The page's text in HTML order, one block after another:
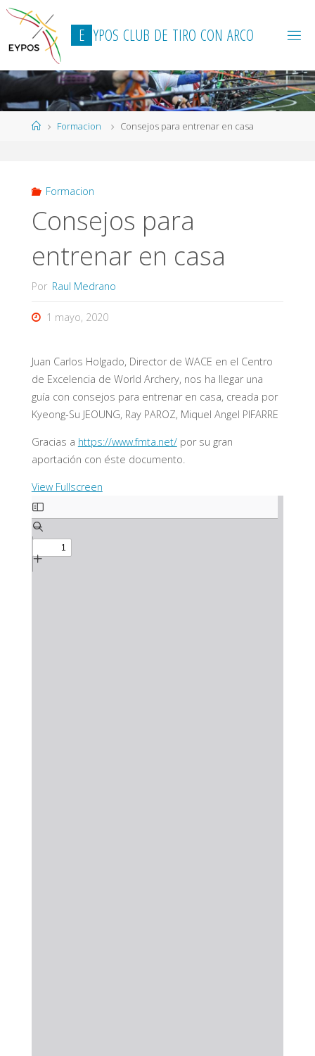
Saltar
contenido
E YPOS CLUB DE TIRO CON ARCO
PáginaFormacion Consejos para entrenar en casa
Formacion
Consejos para
entrenar en casa
Por Raul Medrano
1 mayo, 2020
Juan Carlos Holgado, Director de WACE en el Centro
de Excelencia de World Archery, nos ha llegar una
guía con consejos para entrenar en casa, creada por
Kyeong-Su JEOUNG, Ray PAROZ, Miquel Angel PIFARRE
Gracias a https://www.fmta.net/por su gran
aportación con éste documento.
View Fullscreen
Saltar
al
contenido
del
PDF